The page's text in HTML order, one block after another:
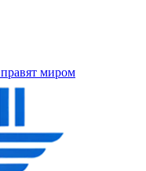
миром